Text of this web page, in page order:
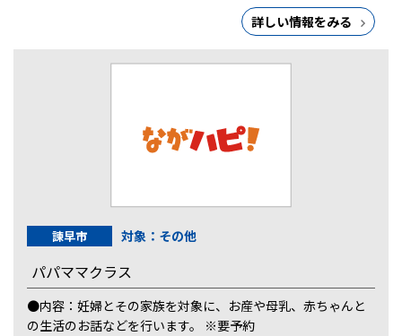
詳しい情報をみる
諫早市 対象：その他
パパママクラス
●内容：妊婦とその家族を対象に、お産や母乳、赤ちゃんと
の生活のお話などを行います。 ※要予約